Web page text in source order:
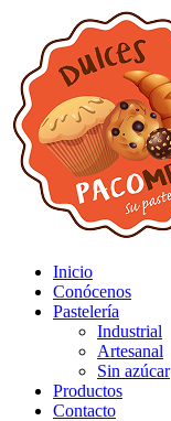
Inicio
Conócenos
Pastelería
Industrial
Artesanal
Sin azúcar
Productos
Contacto